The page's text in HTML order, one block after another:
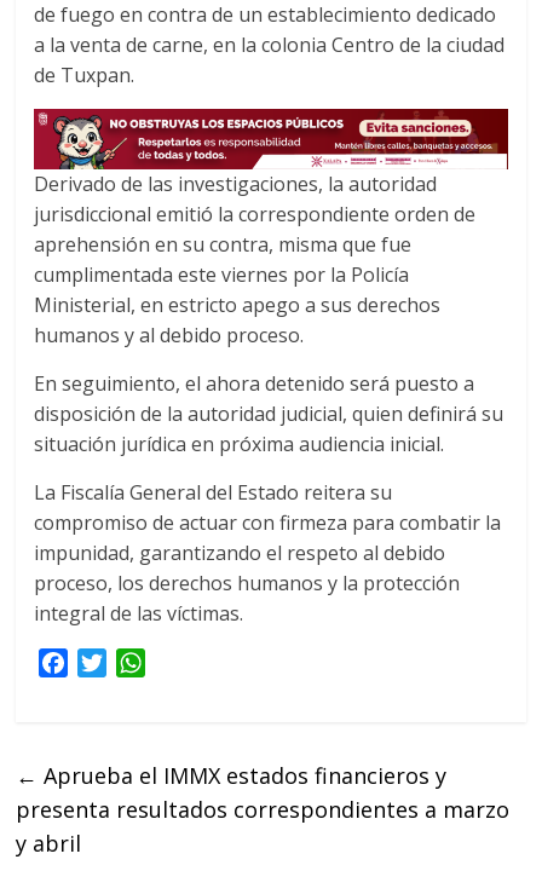
de fuego en contra de un establecimiento dedicado
a la venta de carne, en la colonia Centro de la ciudad
de Tuxpan.
Derivado de las investigaciones, la autoridad
jurisdiccional emitió la correspondiente orden de
aprehensión en su contra, misma que fue
cumplimentada este viernes por la Policía
Ministerial, en estricto apego a sus derechos
humanos y al debido proceso.
En seguimiento, el ahora detenido será puesto a
disposición de la autoridad judicial, quien definirá su
situación jurídica en próxima audiencia inicial.
La Fiscalía General del Estado reitera su
compromiso de actuar con firmeza para combatir la
impunidad, garantizando el respeto al debido
proceso, los derechos humanos y la protección
integral de las víctimas.
b
o
o
T
t
e
s
A
← Aprueba el IMMX estados financieros y
presenta resultados correspondientes a marzo
y abril